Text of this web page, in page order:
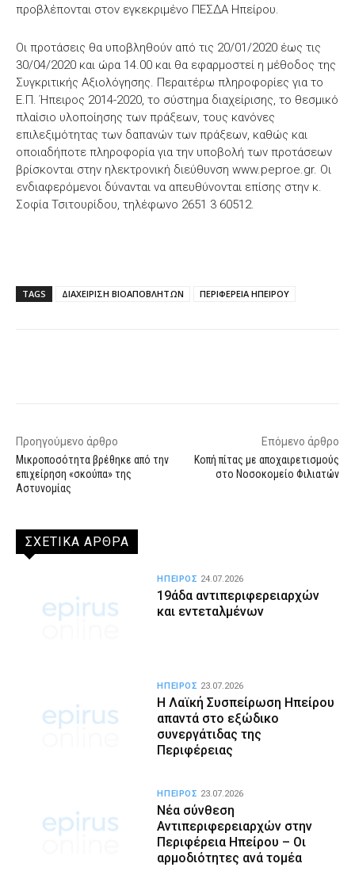
προβλέπονται στον εγκεκριμένο ΠΕΣΔΑ Ηπείρου.
Οι προτάσεις θα υποβληθούν από τις 20/01/2020 έως τις
30/04/2020 και ώρα 14.00 και θα εφαρμοστεί η μέθοδος της
Συγκριτικής Αξιολόγησης. Περαιτέρω πληροφορίες για το
Ε.Π. Ήπειρος 2014-2020, το σύστημα διαχείρισης, το θεσμικό
πλαίσιο υλοποίησης των πράξεων, τους κανόνες
επιλεξιμότητας των δαπανών των πράξεων, καθώς και
οποιαδήποτε πληροφορία για την υποβολή των προτάσεων
βρίσκονται στην ηλεκτρονική διεύθυνση www.peproe.gr. Οι
ενδιαφερόμενοι δύνανται να απευθύνονται επίσης στην κ.
Σοφία Τσιτουρίδου, τηλέφωνο 2651 3 60512.
TAGS ΔΙΑΧΕΙΡΙΣΗ ΒΙΟΑΠΟΒΛΗΤΩΝ ΠΕΡΙΦΕΡΕΙΑ ΗΠΕΙΡΟΥ
Προηγούμενο άρθρο
Μικροποσότητα βρέθηκε από την
επιχείρηση «σκούπα» της
Αστυνομίας
Επόμενο άρθρο
Κοπή πίτας με αποχαιρετισμούς
στο Νοσοκομείο Φιλιατών
ΣΧΕΤΙΚΑ ΑΡΘΡΑ
19άδα αντιπεριφερειαρχών
και εντεταλμένων
ΗΠΕΙΡΟΣ 24.07.2026
Η Λαϊκή Συσπείρωση Ηπείρου
απαντά στο εξώδικο
συνεργάτιδας της
Περιφέρειας
ΗΠΕΙΡΟΣ 23.07.2026
Νέα σύνθεση
Αντιπεριφερειαρχών στην
Περιφέρεια Ηπείρου – Οι
αρμοδιότητες ανά τομέα
ΗΠΕΙΡΟΣ 23.07.2026